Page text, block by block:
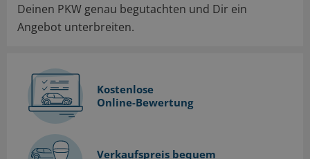
Deinen PKW genau begutachten und Dir ein
Angebot unterbreiten.
Kostenlose
Online-Bewertung
Verkaufspreis bequem